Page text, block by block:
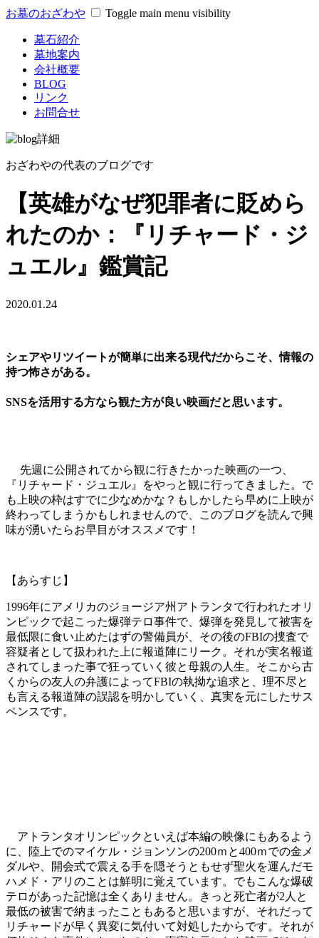
お墓のおざわや Toggle main menu visibility
墓石紹介
墓地案内
会社概要
BLOG
リンク
お問合せ
おざわやの代表のブログです
【英雄がなぜ犯罪者に貶めら
れたのか：『リチャード・ジ
ュエル』鑑賞記
2020.01.24
シェアやリツイートが簡単に出来る現代だからこそ、情報の
持つ怖さがある。
SNSを活用する方なら観た方が良い映画だと思います。
先週に公開されてから観に行きたかった映画の一つ、
『リチャード・ジュエル』をやっと観に行ってきました。で
も上映の枠はすでに少なめかな？もしかしたら早めに上映が
終わってしまうかもしれませんので、このブログを読んで興
味が湧いたらお早目がオススメです！
【あらすじ】
1996年にアメリカのジョージア州アトランタで行われたオリ
ンピックで起こった爆弾テロ事件で、爆弾を発見して被害を
最低限に食い止めたはずの警備員が、その後のFBIの捜査で
容疑者として扱われた上に報道陣にリーク。それが実名報道
されてしまった事で狂っていく彼と母親の人生。そこから古
くからの友人の弁護によってFBIの執拗な追求と、理不尽と
も言える報道陣の誤認を明かしていく、真実を元にしたサス
ペンスです。
アトランタオリンピックといえば本編の映像にもあるよう
に、陸上でのマイケル・ジョンソンの200ｍと400ｍでの金メ
ダルや、開会式で震える手を隠そうともせず聖火を運んだモ
ハメド・アリのことは鮮明に覚えています。でもこんな爆破
テロがあった記憶は全くありません。きっと死亡者が2人と
最低の被害で納まったこともあると思いますが、それだって
リチャードが早く異変に気付いて対処したからです。それが